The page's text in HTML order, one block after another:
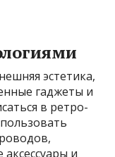
эстетика,
гаджеты и
в ретро-
и